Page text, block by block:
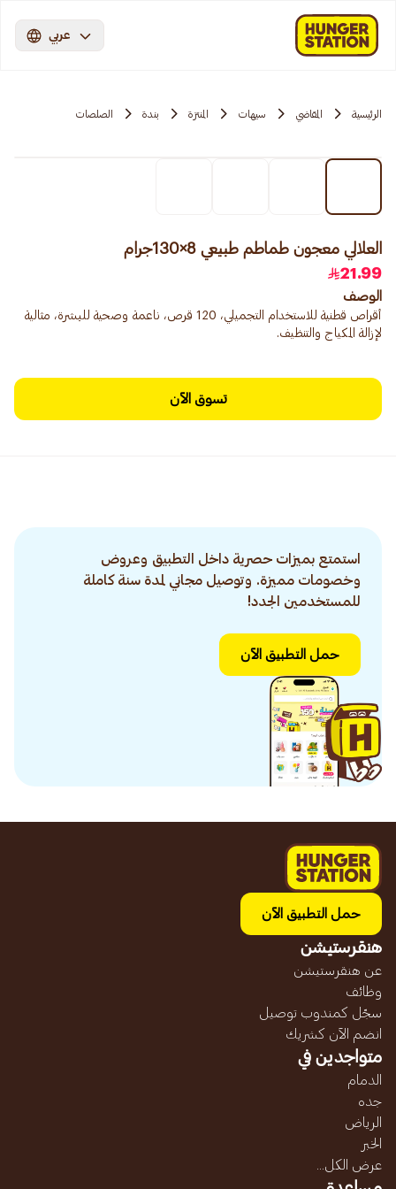
عربي
الرئيسية المقاضي سيهات المنتزة بندة الصلصات
العلالي معجون طماطم طبيعي 8×130جرام
21.99
الوصف
أقراص قطنية للاستخدام التجميلي، 120 قرص، ناعمة وصحية للبشرة، مثالية
لإزالة المكياج والتنظيف.
تسوق الآن
استمتع بميزات حصرية داخل التطبيق وعروض
وخصومات مميزة. وتوصيل مجاني لمدة سنة كاملة
للمستخدمين الجدد!
حمل التطبيق الآن
حمل التطبيق الآن
هنقرستيشن
عن هنقرستيشن
وظائف
سجّل كمندوب توصيل
انضم الآن كشريك
متواجدين في
الدمام
جده
الرياض
الخبر
عرض الكل...